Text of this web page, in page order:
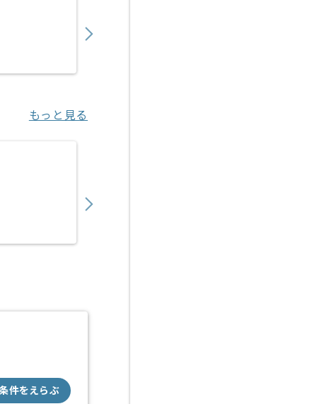
もっと見る
件をえらぶ